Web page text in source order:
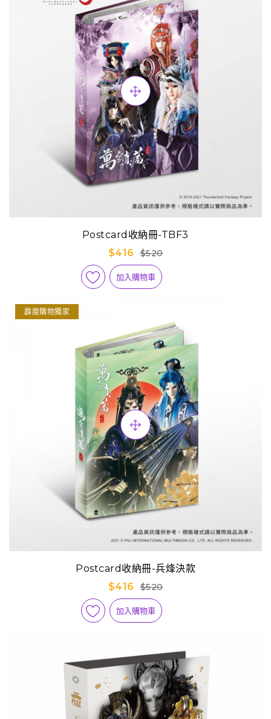
Postcard收納冊-TBF3
$416
$520
加入購物車
霹靂購物獨家
Postcard收納冊-兵烽決款
$416
$520
加入購物車